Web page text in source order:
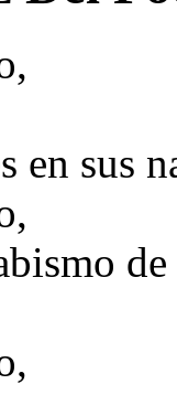
en sus